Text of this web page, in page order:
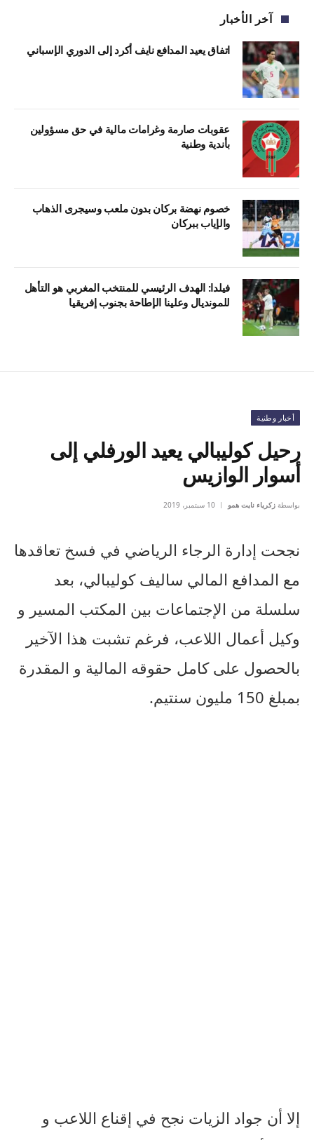
آخر الأخبار
اتفاق يعيد المدافع نايف أكرد إلى الدوري الإسباني
عقوبات صارمة وغرامات مالية في حق مسؤولين
بأندية وطنية
خصوم نهضة بركان بدون ملعب وسيجرى الذهاب
والإياب ببركان
فيلدا: الهدف الرئيسي للمنتخب المغربي هو التأهل
للمونديال وعلينا الإطاحة بجنوب إفريقيا
أخبار وطنية
رحيل كوليبالي يعيد الورفلي إلى
أسوار الوازيس
بواسطة زكرياء نايت همو 10 سبتمبر، 2019
نجحت إدارة الرجاء الرياضي في فسخ تعاقدها
مع المدافع المالي ساليف كوليبالي، بعد
سلسلة من الإجتماعات بين المكتب المسير و
وكيل أعمال اللاعب، فرغم تشبت هذا الآخير
بالحصول على كامل حقوقه المالية و المقدرة
بمبلغ 150 مليون سنتيم.
إلا أن جواد الزيات نجح في إقناع اللاعب و